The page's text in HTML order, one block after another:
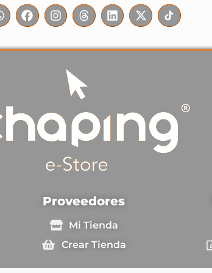
Proveedores
Mi Tienda
Crear Tienda